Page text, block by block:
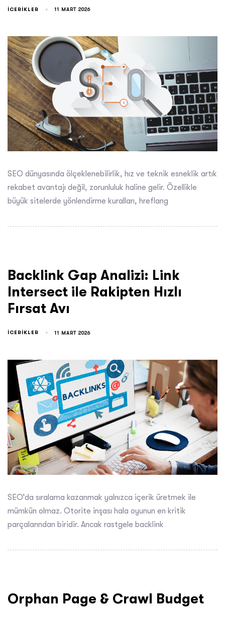
ICERIKLER 11 MART 2026
SEO dünyasında ölçeklenebilirlik, hız ve teknik esneklik artık
rekabet avantajı değil, zorunluluk haline gelir. Özellikle
büyük sitelerde yönlendirme kuralları, hreflang
Backlink Gap Analizi: Link
Intersect ile Rakipten Hızlı
Fırsat Avı
ICERIKLER 11 MART 2026
SEO’da sıralama kazanmak yalnızca içerik üretmek ile
mümkün olmaz. Otorite inşası hala oyunun en kritik
parçalarından biridir. Ancak rastgele backlink
Orphan Page & Crawl Budget